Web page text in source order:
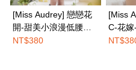
[Miss Audrey] 戀戀花
開-甜美小浪漫低腰三
角內褲-夜戀花語黑
NT$380
[Miss
C-花嫁
性感低